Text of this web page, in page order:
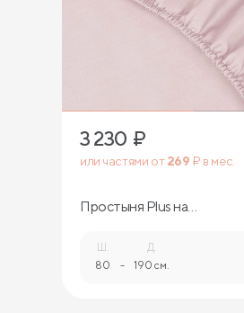
3 230 ₽
или частями от269 ₽ в мес.
Простыня Plus на
Ш.
80 -
Д.
190 см.